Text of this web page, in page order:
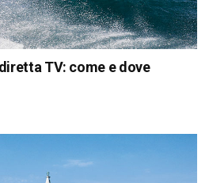
TV: come e dove